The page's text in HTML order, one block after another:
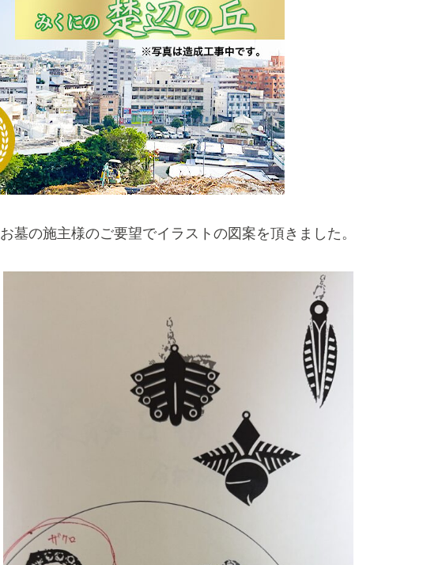
お墓の施主様のご要望でイラストの図案を頂きました。